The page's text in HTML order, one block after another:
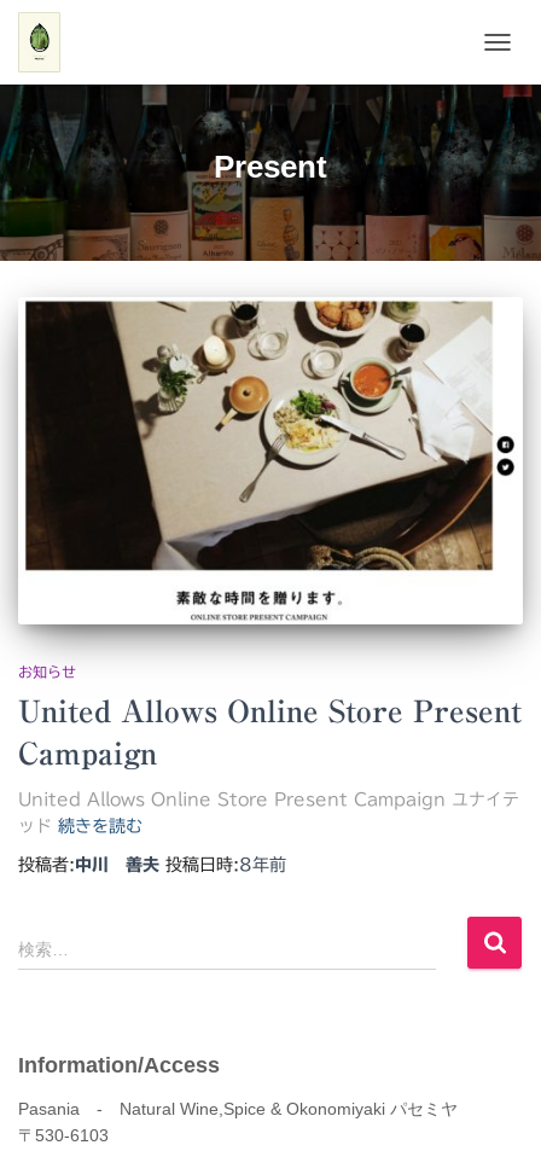
ビ
ゲ
ー
シ
ョ
を
切
Present
お知らせ
United Allows Online Store Present
Campaign
United Allows Online Store Present Campaign ユナイテ
ッド 続きを読む
投稿者:中川 善夫 投稿日時:8年前
検
索
検索…
Information/Access
Pasania - Natural Wine,Spice & Okonomiyaki パセミヤ
〒530-6103